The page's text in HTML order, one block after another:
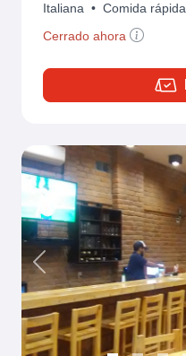
Italiana • Comida rápida
Cerrado ahora
Previous